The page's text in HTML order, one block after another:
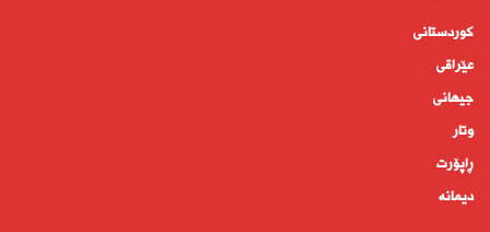
کوردستانى
عێراقی
جیهانى
وتار
ڕاپۆرت
دیمانە